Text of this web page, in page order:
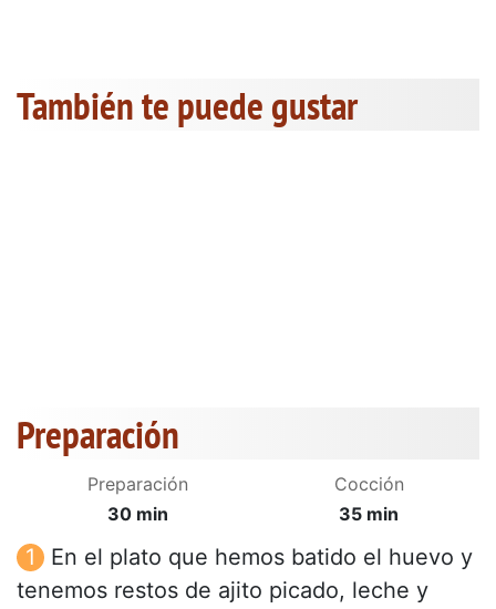
También te puede gustar
Preparación
Preparación
30 min
Cocción
35 min
En el plato que hemos batido el huevo y
tenemos restos de ajito picado, leche y